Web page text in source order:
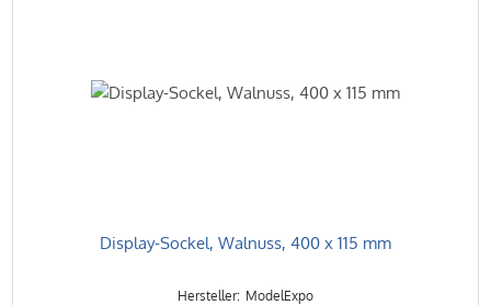
Display-Sockel, Walnuss, 400 x 115 mm
ModelExpo